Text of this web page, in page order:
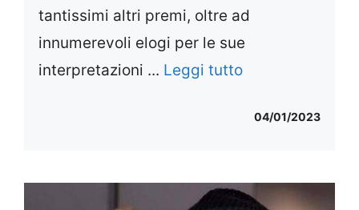
tantissimi altri premi, oltre ad
innumerevoli elogi per le sue
interpretazioni ... Leggi tutto
04/01/2023